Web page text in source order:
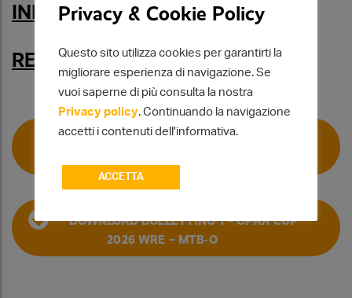
INFORMAZIONI UTILI
REGOLAMENTI
DOWNLOAD BOLLETTINO 1 – OPAA CUP
2026 WRE – MTB-O
Privacy & Cookie Policy
Questo sito utilizza cookies per garantirti la
migliorare esperienza di navigazione. Se
vuoi saperne di più consulta la nostra
Privacy policy. Continuando la navigazione
accetti i contenuti dell'informativa.
ACCETTA